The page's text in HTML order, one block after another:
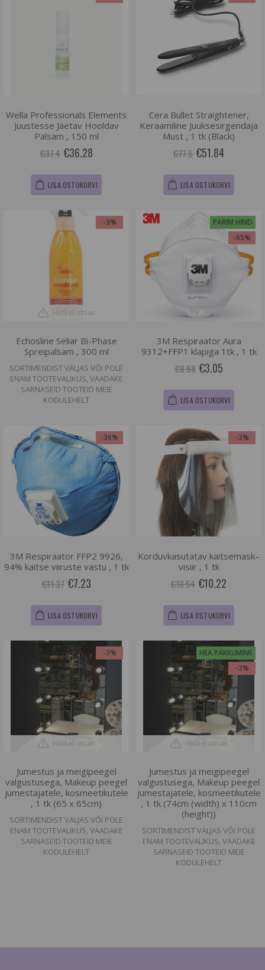
Wella Professionals Elements
Juustesse Jäetav Hooldav
Palsam , 150 ml
€37.4 €36.28
LISA OSTUKORVI
Cera Bullet Straightener,
Keraamiline Juuksesirgendaja
Must , 1 tk (Black)
€77.5 €51.84
LISA OSTUKORVI
-3%
Hetkel otsas
Echosline Seliar Bi-Phase
Spreipalsam , 300 ml
SORTIMENDIST VÄLJAS VÕI POLE
ENAM TOOTEVALIKUS, VAADAKE
SARNASEID TOOTEID MEIE
KODULEHELT
PARIM HIND
-65%
3M Respiraator Aura
9312+FFP1 klapiga 1tk , 1 tk
€8.68 €3.05
LISA OSTUKORVI
-36%
3M Respiraator FFP2 9926,
94% kaitse viiruste vastu , 1 tk
€11.37 €7.23
LISA OSTUKORVI
-3%
Korduvkasutatav kaitsemask–
visiir , 1 tk
€10.54 €10.22
LISA OSTUKORVI
-3%
Hetkel otsas
Jumestus ja meigipeegel
valgustusega, Makeup peegel
jumestajatele, kosmeetikutele
, 1 tk (65 x 65cm)
SORTIMENDIST VÄLJAS VÕI POLE
ENAM TOOTEVALIKUS, VAADAKE
SARNASEID TOOTEID MEIE
KODULEHELT
HEA PAKKUMINE
-3%
Hetkel otsas
Jumestus ja meigipeegel
valgustusega, Makeup peegel
jumestajatele, kosmeetikutele
, 1 tk (74cm (width) x 110cm
(height))
SORTIMENDIST VÄLJAS VÕI POLE
ENAM TOOTEVALIKUS, VAADAKE
SARNASEID TOOTEID MEIE
KODULEHELT